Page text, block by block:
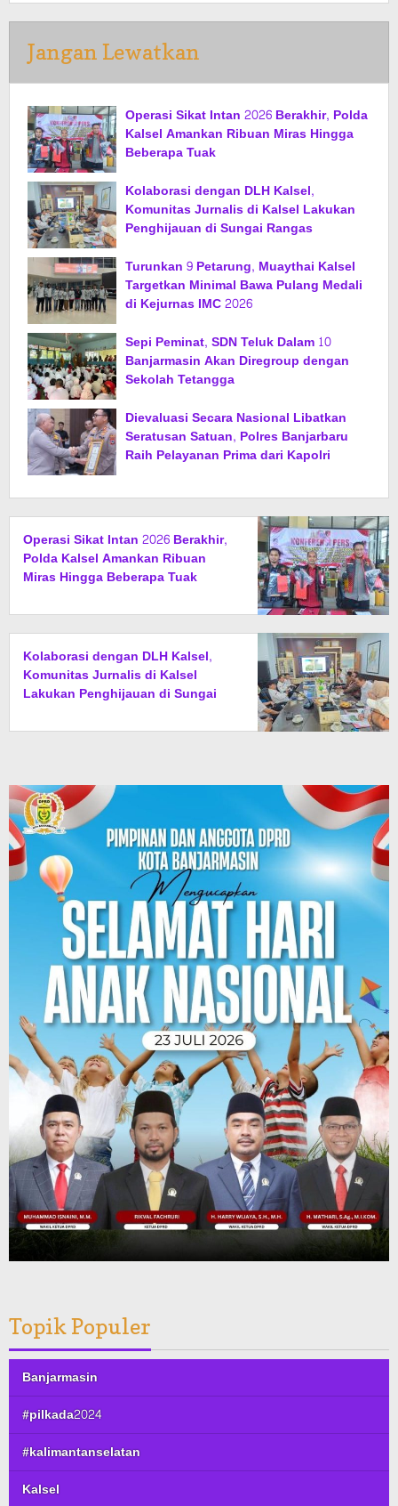
Jangan Lewatkan
Operasi Sikat Intan 2026 Berakhir, Polda
Kalsel Amankan Ribuan Miras Hingga
Beberapa Tuak
Kolaborasi dengan DLH Kalsel,
Komunitas Jurnalis di Kalsel Lakukan
Penghijauan di Sungai Rangas
Turunkan 9 Petarung, Muaythai Kalsel
Targetkan Minimal Bawa Pulang Medali
di Kejurnas IMC 2026
Sepi Peminat, SDN Teluk Dalam 10
Banjarmasin Akan Diregroup dengan
Sekolah Tetangga
Dievaluasi Secara Nasional Libatkan
Seratusan Satuan, Polres Banjarbaru
Raih Pelayanan Prima dari Kapolri
Operasi Sikat Intan 2026 Berakhir,
Polda Kalsel Amankan Ribuan
Miras Hingga Beberapa Tuak
Kolaborasi dengan DLH Kalsel,
Komunitas Jurnalis di Kalsel
Lakukan Penghijauan di Sungai
Topik Populer
Banjarmasin
#pilkada2024
#kalimantanselatan
Kalsel